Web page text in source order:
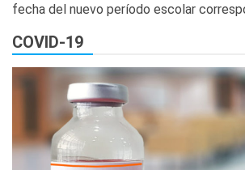
fecha del nuevo período escolar
COVID-19